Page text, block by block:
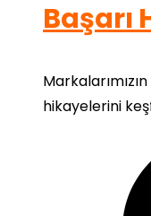
Başarı
hikayelerini